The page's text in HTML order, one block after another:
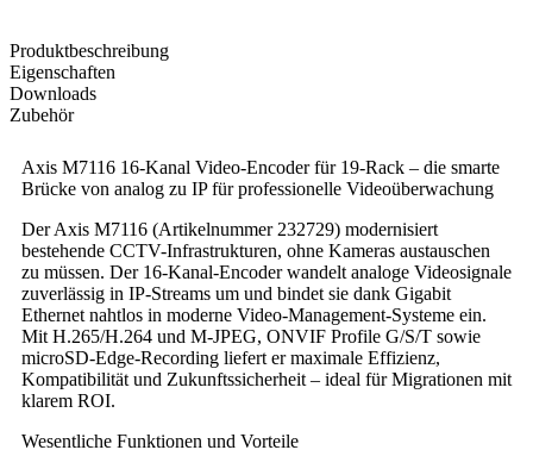
Produktbeschreibung
Eigenschaften
Downloads
Zubehör
Axis M7116 16-Kanal Video-Encoder für 19-Rack – die smarte
Brücke von analog zu IP für professionelle Videoüberwachung
Der Axis M7116 (Artikelnummer 232729) modernisiert
bestehende CCTV-Infrastrukturen, ohne Kameras austauschen
zu müssen. Der 16-Kanal-Encoder wandelt analoge Videosignale
zuverlässig in IP-Streams um und bindet sie dank Gigabit
Ethernet nahtlos in moderne Video-Management-Systeme ein.
Mit H.265/H.264 und M‑JPEG, ONVIF Profile G/S/T sowie
microSD-Edge-Recording liefert er maximale Effizienz,
Kompatibilität und Zukunftssicherheit – ideal für Migrationen mit
klarem ROI.
Wesentliche Funktionen und Vorteile